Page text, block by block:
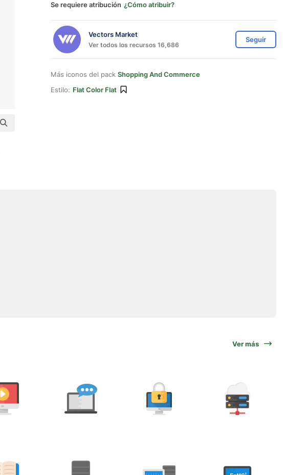
Se requiere atribución ¿Cómo atribuir?
Vectors Market
Ver todos los recursos 16,686
Seguir
Más iconos del pack Shopping And Commerce
Estilo: Flat Color Flat
Ver más